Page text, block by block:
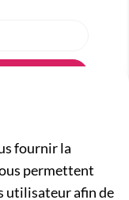
fournir la
permettent
utilisateur afin de